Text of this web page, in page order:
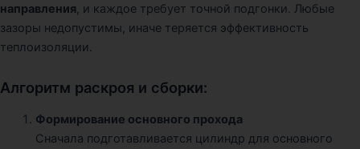
направления, и каждое требует точной подгонки. Любые
зазоры недопустимы, иначе теряется эффективность
теплоизоляции.
Алгоритм раскроя и сборки:
Формирование основного прохода
Сначала подготавливается цилиндр для основного